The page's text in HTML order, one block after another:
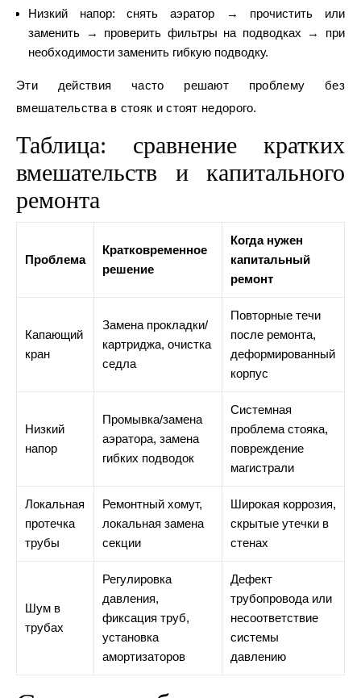
Низкий напор: снять аэратор → прочистить или
заменить → проверить фильтры на подводках → при
необходимости заменить гибкую подводку.
Эти действия часто решают проблему без
вмешательства в стояк и стоят недорого.
Таблица: сравнение кратких
вмешательств и капитального
ремонта
Проблема
Кратковременное
решение
Когда нужен
капитальный
ремонт
Капающий
кран
Замена прокладки/
картриджа, очистка
седла
Повторные течи
после ремонта,
деформированный
корпус
Низкий
напор
Промывка/замена
аэратора, замена
гибких подводок
Системная
проблема стояка,
повреждение
магистрали
Локальная
протечка
трубы
Ремонтный хомут,
локальная замена
секции
Широкая коррозия,
скрытые утечки в
стенах
Шум в
трубах
Регулировка
давления,
фиксация труб,
установка
амортизаторов
Дефект
трубопровода или
несоответствие
системы
давлению